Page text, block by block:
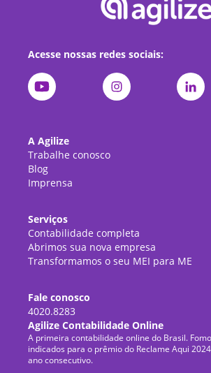
Acesse nossas redes sociais:
A Agilize
Trabalhe conosco
Blog
Imprensa
Serviços
Contabilidade completa
Abrimos sua nova empresa
Transformamos o seu MEI para ME
Fale conosco
4020.8283
Agilize Contabilidade Online
A primeira contabilidade online do Brasil.
indicados para o prêmio do Reclame Aqui
ano consecutivo.